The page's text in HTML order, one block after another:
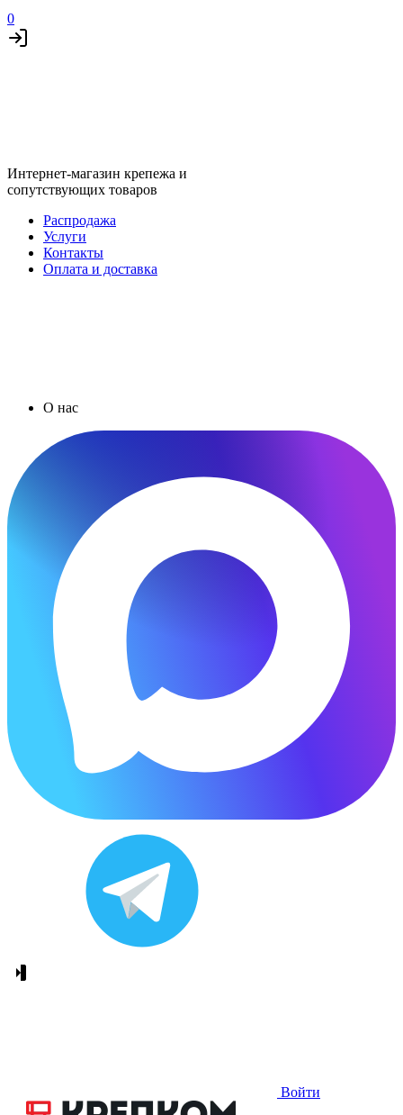
0
Интернет-магазин крепежа и
сопутствующих товаров
Распродажа
Услуги
Контакты
Оплата и доставка
О нас
Войти